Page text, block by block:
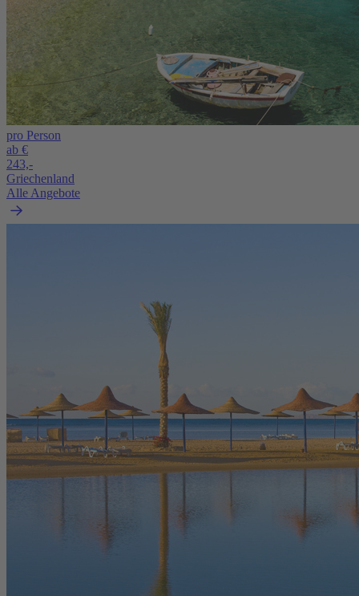
pro Person
ab €
243,-
Griechenland
Alle Angebote